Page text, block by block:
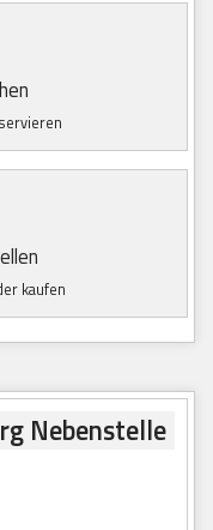
kaufen
Nebenstelle